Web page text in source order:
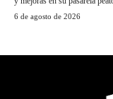
6 de agosto de 2026